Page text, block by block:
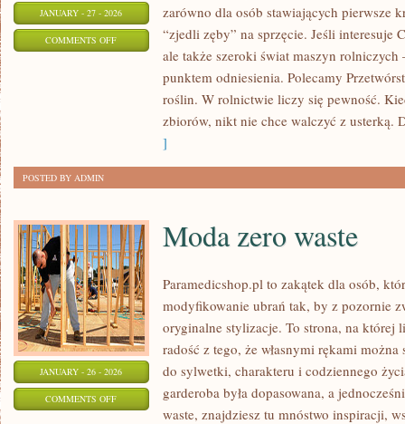
JANUARY - 27 - 2026
COMMENTS OFFON
ROLNICTWO
PRECYZYJNE
zarówno dla osób stawiających pierwsze
“zjedli zęby” na sprzęcie. Jeśli interesuje
ale także szeroki świat maszyn rolniczych
punktem odniesienia. Polecamy
roślin. W rolnictwie liczy się pewność.
zbiorów, nikt nie chce walczyć z usterką.
]
POSTED BY ADMIN
JANUARY - 26 - 2026
COMMENTS OFFON
Moda zero waste
Paramedicshop.pl to zakątek dla osób,
modyfikowanie ubrań tak, by z pozornie
oryginalne stylizacje. To strona, na której
radość z tego, że własnymi rękami
do sylwetki, charakteru i codziennego
garderoba była dopasowana, a
waste, znajdziesz tu mnóstwo inspiracji,